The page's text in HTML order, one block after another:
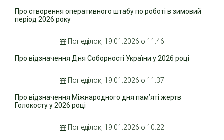
Про створення оперативного штабу по роботі в зимовий
період 2026 року
Понеділок, 19.01.2026 о 11:46
Про відзначення Дня Соборності України у 2026 році
Понеділок, 19.01.2026 о 11:37
Про відзначення Міжнародного дня пам’яті жертв
Голокосту у 2026 році
Понеділок, 19.01.2026 о 10:22